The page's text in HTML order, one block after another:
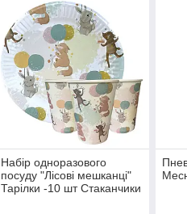
Набір одноразового
посуду "Лісові мешканці"
Тарілки -10 шт Стаканчики